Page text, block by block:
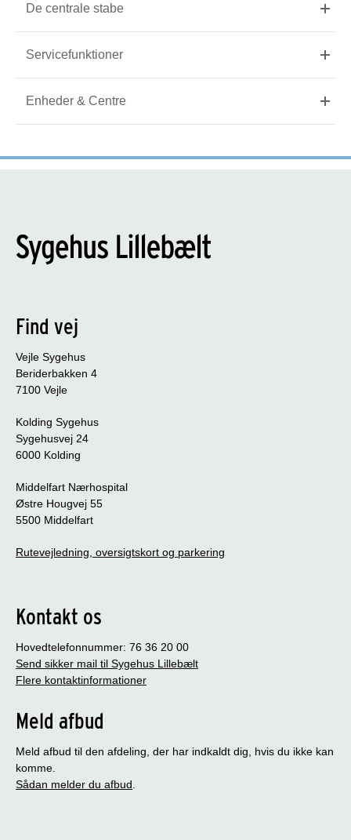
De centrale stabe
Servicefunktioner
Enheder & Centre
Find vej
Vejle Sygehus
Beriderbakken 4
7100 Vejle
Kolding Sygehus
Sygehusvej 24
6000 Kolding
Middelfart Nærhospital
Østre Hougvej 55
5500 Middelfart
Rutevejledning, oversigtskort og parkering
Kontakt os
Hovedtelefonnummer: 76 36 20 00
Send sikker mail til Sygehus Lillebælt
Flere kontaktinformationer
Meld afbud
Meld afbud til den afdeling, der har indkaldt dig, hvis du ikke kan
komme.
Sådan melder du afbud.